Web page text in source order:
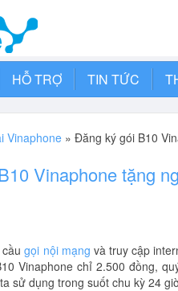
HỖ TRỢ TIN TỨC
Vinaphone » Đăng ký gói B10
Vinaphone tặng
cầugọi nội mạng và truy cập
Vinaphone chỉ 2.500 đồng,
sử dụng trong suốt chu kỳ 24